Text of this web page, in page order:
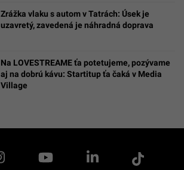
Zrážka vlaku s autom v Tatrách: Úsek je
uzavretý, zavedená je náhradná doprava
Na LOVESTREAME ťa potetujeme, pozývame
aj na dobrú kávu: Startitup ťa čaká v Media
Village